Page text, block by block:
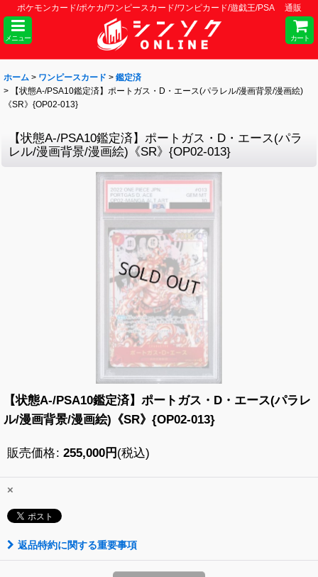
ポケモンカード/ポケカ/ワンピースカード/ワンピカード/遊戯王/PSA 通販
メニュー カート
ホーム > ワンピースカード > 鑑定済
>
【状態A-/PSA10鑑定済】ポートガス・D・エース(パラレル/漫画背景/漫画絵)
《SR》{OP02-013}
【状態A-/PSA10鑑定済】ポートガス・D・エース(パラ
レル/漫画背景/漫画絵)《SR》{OP02-013}
【状態A-/PSA10鑑定済】ポートガス・D・エース(パラレ
ル/漫画背景/漫画絵)《SR》{OP02-013}
販売価格: 255,000円 (税込)
×
返品特約に関する重要事項